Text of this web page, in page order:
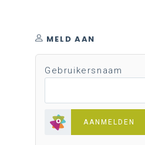
MELD AAN
Gebruikersnaam
AANMELDEN